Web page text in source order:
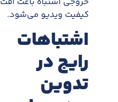
کیفیت ویدیو می‌شود.
اشتباهات
رایج در
تدوین